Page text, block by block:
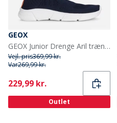
GEOX
GEOX Junior Drenge Aril træningssko Navy/Orange
Vejl. pris369,99 kr.
Var269,99 kr.
Current
229,99 kr.
Outlet